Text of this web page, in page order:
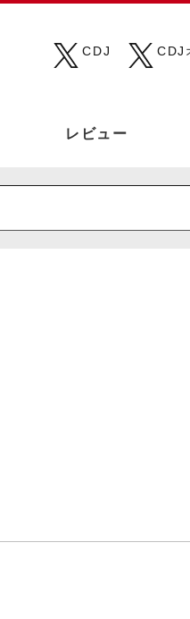
CDJ
CDJ
レビュー